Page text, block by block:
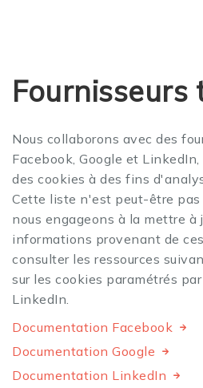
Fournisseurs
Nous collaborons avec des
Facebook, Google et
des cookies à des fins
Cette liste n'est peut-être pas
nous engageons à la mettre à
informations provenant de
consulter les ressources
sur les cookies paramétrés
LinkedIn.
Documentation Facebook
Documentation Google
Documentation LinkedIn